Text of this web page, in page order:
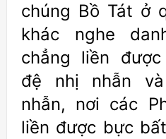
chúng Bồ Tát ở
khác nghe
chẳng liền
đệ nhị nhẫn
nhẫn, nơi các
liền được bực